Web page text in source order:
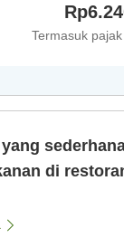
Termasuk
di
daerah